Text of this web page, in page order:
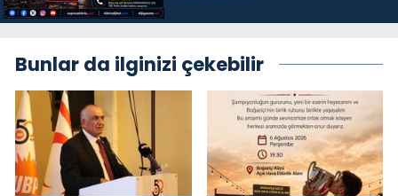
Bunlar da ilginizi çekebilir